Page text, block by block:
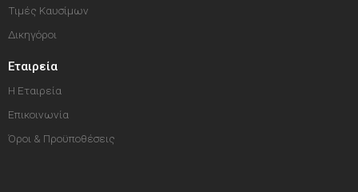
Τιμές Καυσίμων
Δικηγόροι
Εταιρεία
Η Εταιρεία
Επικοινωνία
Όροι & Προϋποθέσεις